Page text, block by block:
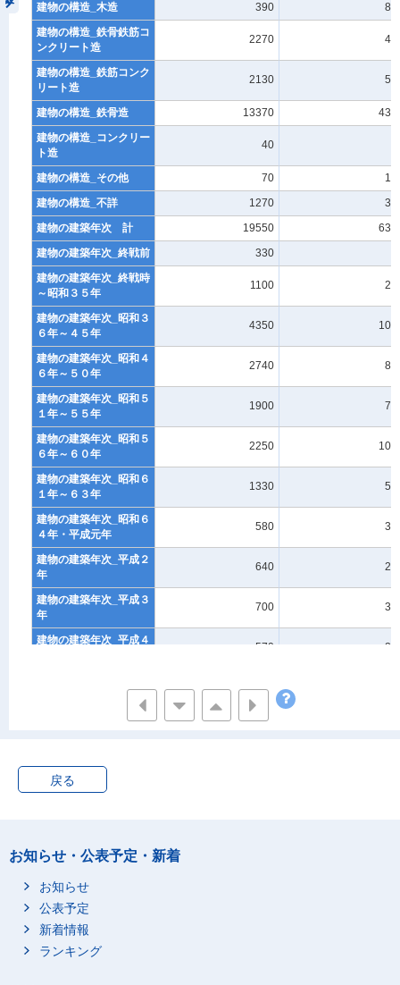
建物の構造_木造
390
80
建物の構造_鉄骨鉄筋コ
ンクリート造
2270 40
建物の構造_鉄筋コンク
リート造
2130 50
建物の構造_鉄骨造 13370
430
建物の構造_コンクリー
ト造
40
建物の構造_その他 70
10
建物の構造_不詳
1270
30
建物の建築年次 計
19550
630
建物の建築年次_終戦前
330
建物の建築年次_終戦時
～昭和３５年
1100 20
建物の建築年次_昭和３
６年～４５年
4350 100
建物の建築年次_昭和４
６年～５０年
2740 80
建物の建築年次_昭和５
１年～５５年
1900 70
建物の建築年次_昭和５
６年～６０年
2250 100
建物の建築年次_昭和６
１年～６３年
1330 50
建物の建築年次_昭和６
４年・平成元年
580 30
建物の建築年次_平成２
年
640 20
建物の建築年次_平成３
年
700 30
建物の建築年次_平成４
570 20
410
建物の建築年次_平成６
年
建物の建築年次_平成１
０年
建物の建築年次_不詳
戻る
お知らせ・公表予定・新着
お知らせ
公表予定
新着情報
ランキング